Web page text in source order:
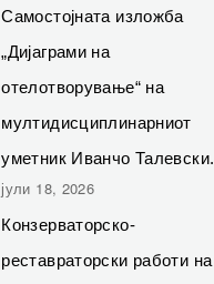
Самостојната изложба
„Дијаграми на
отелотворување“ на
мултидисциплинарниот
уметник Иванчо Талевски.
јули 18, 2026
Конзерваторско-
реставраторски работи на